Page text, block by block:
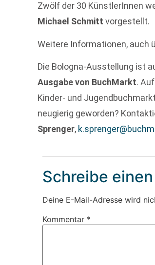
Zwölf der 30 KünstlerInnen
Michael Schmitt vorgestellt.
Weitere Informationen, auch
Die Bologna-Ausstellung ist
Ausgabe von BuchMarkt.
Kinder- und
neugierig geworden?
Sprenger,
Schreibe
Deine E-Mail-Adresse wird
Kommentar *